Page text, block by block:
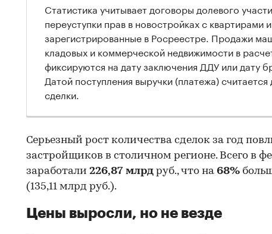
Статистика учитывает договоры долевого
переуступки прав в новостройках с квартирами
зарегистрированные в Росреестре. Продажи
кладовых и коммерческой недвижимости в
фиксируются на дату заключения ДДУ или дату
Датой поступления выручки (платежа)
сделки.
Серьезный рост количества сделок за год
застройщиков в столичном регионе. Всего в
заработали 226,87 млрд руб., что на 68%
(135,11 млрд руб.).
Цены выросли, но не везде